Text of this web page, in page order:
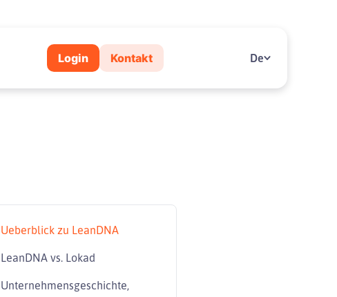
Login Kontakt De
Ueberblick zu LeanDNA
LeanDNA vs. Lokad
Unternehmensgeschichte,